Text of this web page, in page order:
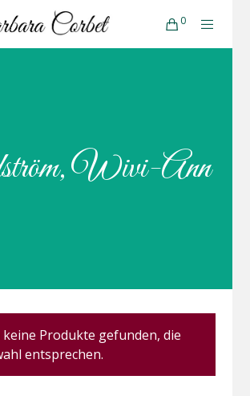
0
Wivi-Ann
keine Produkte gefunden, die
entsprechen.